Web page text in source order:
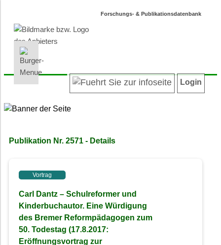
Forschungs- & Publikationsdatenbank
INFORMATIONEN | SUCHEN
Autoren/innenverzeichnis
Suche in Publikationen
Datenschutz
LOGIN
Login
Publikation Nr. 2571 - Details
Vortrag
Carl Dantz – Schulreformer und
Kinderbuchautor. Eine Würdigung
des Bremer Reformpädagogen zum
50. Todestag (17.8.2017:
Eröffnungsvortrag zur